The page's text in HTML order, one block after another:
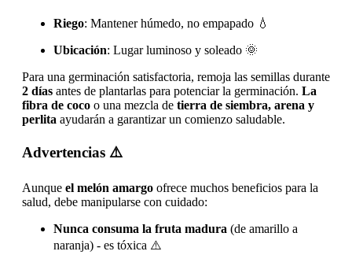
Riego: Mantener húmedo, no empapado 💧
Ubicación: Lugar luminoso y soleado 🌞
Para una germinación satisfactoria, remoja las semillas durante
2 días antes de plantarlas para potenciar la germinación. La
fibra de coco o una mezcla de tierra de siembra, arena y
perlita ayudarán a garantizar un comienzo saludable.
Advertencias ⚠️
Aunque el melón amargo ofrece muchos beneficios para la
salud, debe manipularse con cuidado:
Nunca consuma la fruta madura (de amarillo a
naranja) - es tóxica ⚠️